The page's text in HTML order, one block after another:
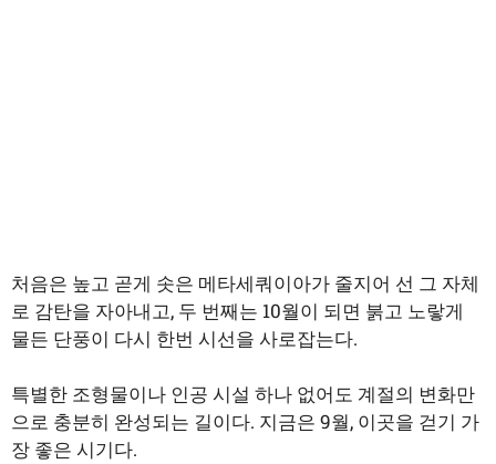
처음은 높고 곧게 솟은 메타세쿼이아가 줄지어 선 그 자체
로 감탄을 자아내고, 두 번째는 10월이 되면 붉고 노랗게
물든 단풍이 다시 한번 시선을 사로잡는다.
특별한 조형물이나 인공 시설 하나 없어도 계절의 변화만
으로 충분히 완성되는 길이다. 지금은 9월, 이곳을 걷기 가
장 좋은 시기다.